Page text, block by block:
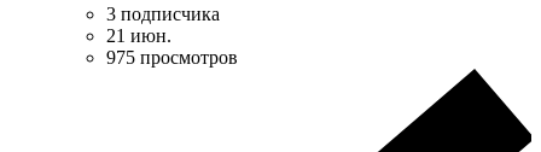
3 подписчика
21 июн.
975 просмотров